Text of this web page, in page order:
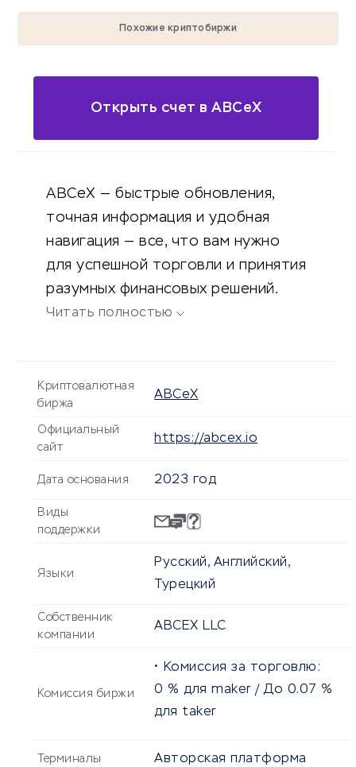
Похожие криптобиржи
Открыть счет в ABCeX
ABCeX — быстрые обновления,
точная информация и удобная
навигация — все, что вам нужно
для успешной торговли и принятия
разумных финансовых решений.
Читать полностью
Криптовалютная
биржа
ABCeX
Официальный
сайт
https://abcex.io
Дата основания 2023 год
Виды
поддержки
Языки
Русский, Английский,
Турецкий
Собственник
компании
ABCEX LLC
Комиссия биржи
Комиссия за торговлю:
0 % для maker /До 0.07 %
для taker
Терминалы Авторская платформа